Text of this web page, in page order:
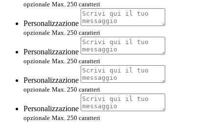
opzionale Max. 250 caratteri
Personalizzazione
opzionale Max. 250 caratteri
Personalizzazione
opzionale Max. 250 caratteri
Personalizzazione
opzionale Max. 250 caratteri
Personalizzazione
opzionale Max. 250 caratteri